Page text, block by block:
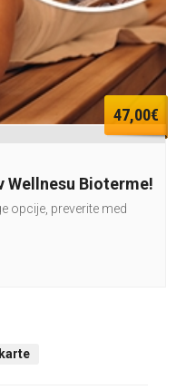
47,00€
Wellnesu Bioterme!
opcije, preverite med